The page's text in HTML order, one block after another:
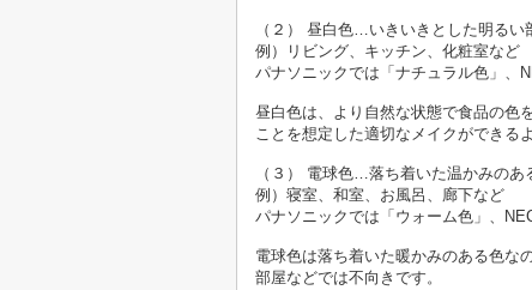
（２） 昼白色…いきいきとした明るい
例）リビング、キッチン、化粧室など
パナソニックでは「ナチュラル色」、
昼白色は、より自然な状態で食品の色
ことを想定した適切なメイクができる
（３） 電球色…落ち着いた温かみの
例）寝室、和室、お風呂、廊下など
パナソニックでは「ウォーム色」、
電球色は落ち着いた暖かみのある色な
部屋などでは不向きです。